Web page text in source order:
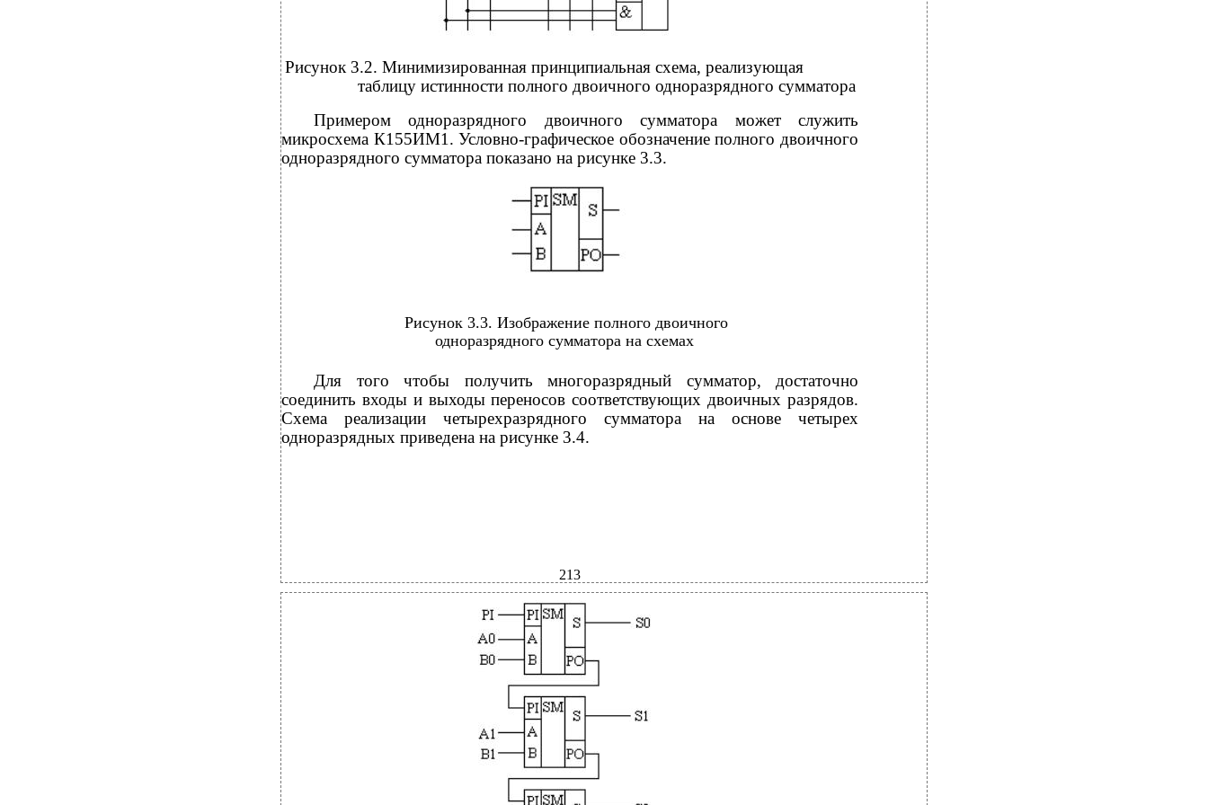
Рисунок 3.2. Минимизированная принципиальная схема, реализующая
таблицу истинности полного двоичного одноразрядного сумматора
Примером одноразрядного двоичного сумматора может служить
микросхема К155ИМ1. Условно-графическое обозначение полного двоичного
одноразрядного сумматора показано на рисунке 3.3.
Рисунок 3.3. Изображение полного двоичного
одноразрядного сумматора на схемах
Для того чтобы получить многоразрядный сумматор, достаточно
соединить входы и выходы переносов соответствующих двоичных разрядов.
Схема реализации четырехразрядного сумматора на основе четырех
одноразрядных приведена на рисунке 3.4.
213